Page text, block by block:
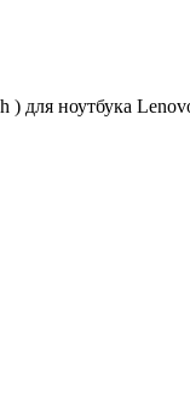
) для ноутбука